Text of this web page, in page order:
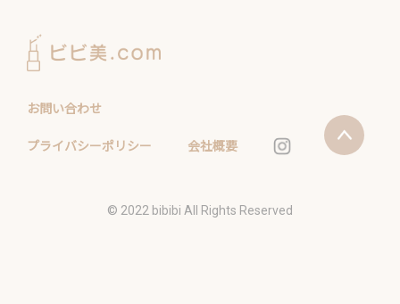
お問い合わせ
プライバシーポリシー 会社概要
©️ 2022 bibibi All Rights Reserved